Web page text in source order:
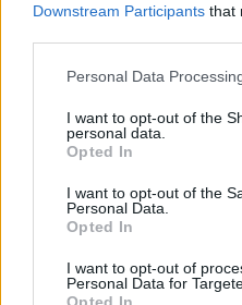
Downstream Participants that
Personal Data
I want to opt-out of the
personal data.
Opted In
I want to opt-out of the
Personal Data.
Opted In
I want to opt-out of
Personal Data for
Opted In
Esim for Global
for Turkey|Esim for